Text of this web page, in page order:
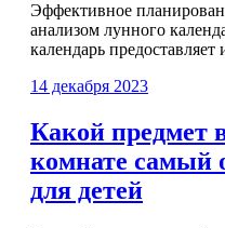
Эффективное
анализом лунного
календарь
14 декабря 2023
Какой предмет
комнате самый
для детей